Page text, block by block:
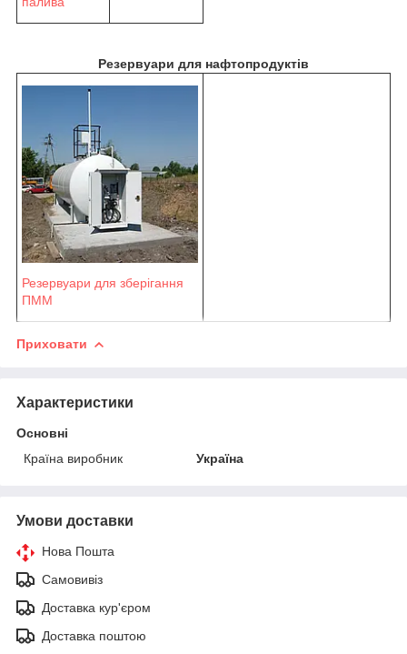
Резервуари для нафтопродуктів
Резервуари для зберігання
ПММ
Приховати
Характеристики
Основні
Країна виробник
Україна
Умови доставки
Нова Пошта
Самовивіз
Доставка кур'єром
Доставка поштою